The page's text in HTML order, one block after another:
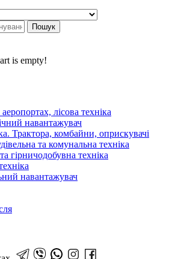
Пошук
is empty!
лісова техніка
навантажувач
Трактора, комбайни, оприскувачі
та комунальна техніка
гірничодобувна техніка
навантажувач